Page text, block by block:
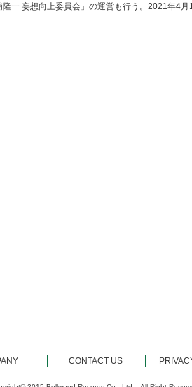
一 妄想向上委員会」の運営も行う。2021年4月
CONTACT US